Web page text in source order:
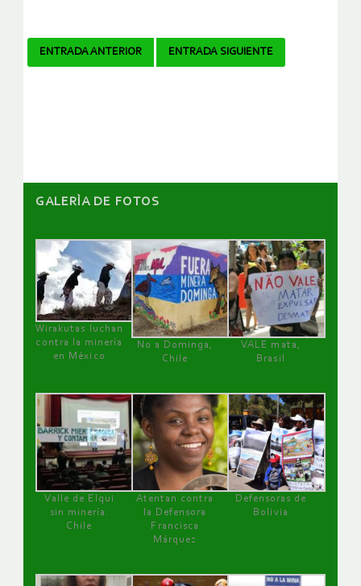
Navegador
ENTRADA ANTERIOR ENTRADA SIGUIENTE
GALERÌA DE FOTOS
Wirakutas luchan
contra la minería
en México
No a Dominga,
Chile
VALE mata,
Brasil
Valle de Elqui
sin minería.
Chile
Atentan contra
la Defensora
Francisca
Márquez
Defensoras de
Bolivia